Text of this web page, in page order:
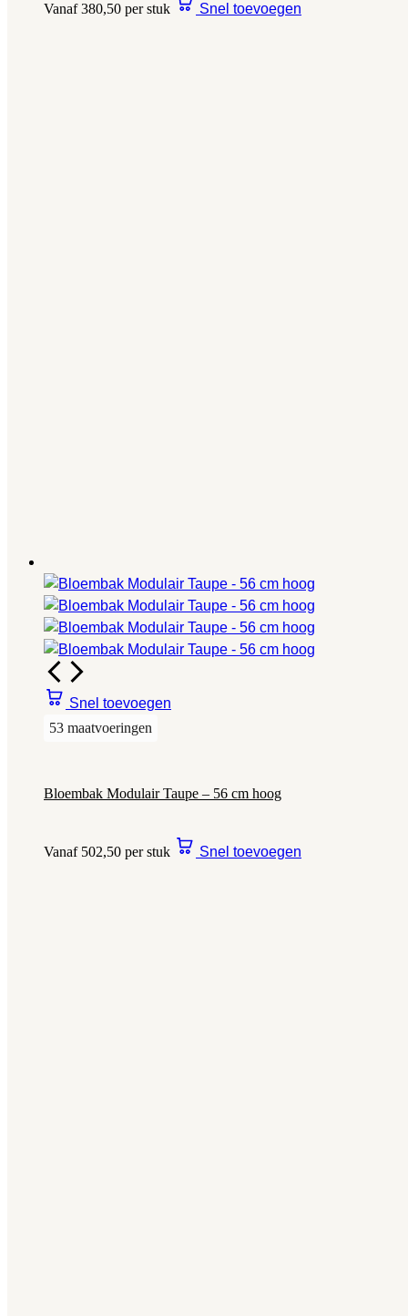
Vanaf 380,50 per stuk Snel toevoegen
Snel toevoegen
53 maatvoeringen
Bloembak Modulair Taupe – 56 cm hoog
Vanaf 502,50 per stuk Snel toevoegen